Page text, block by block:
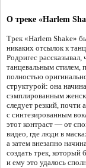
О треке «Harlem
Трек «Harlem Shake»
никаких отсылок к
Родригес
танцевальным стилем,
полностью
структурой: она
сэмплированным
следует резкий,
с синтезированным
этот контраст — от
видео, где люди в
а затем внезапно
создать трек,
и ему это удалось